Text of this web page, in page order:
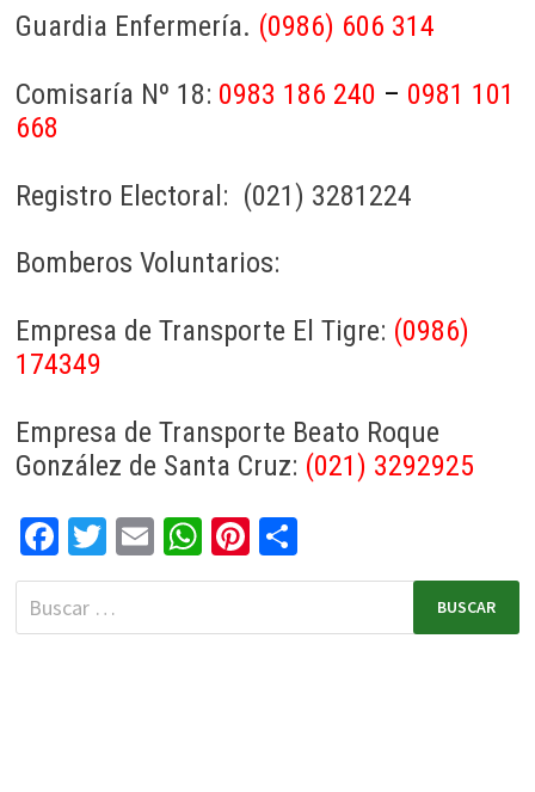
Guardia Enfermería. (0986) 606 314
Comisaría Nº 18: 0983 186 240 – 0981 101
668
Registro Electoral: (021) 3281224
Bomberos Voluntarios:
Empresa de Transporte El Tigre: (0986)
174349
Empresa de Transporte Beato Roque
González de Santa Cruz: (021) 3292925
Fa
ce
b
o
T
wi
tt
er
E
m
l
W
h
sA
Pi
nt
es
C
o
p